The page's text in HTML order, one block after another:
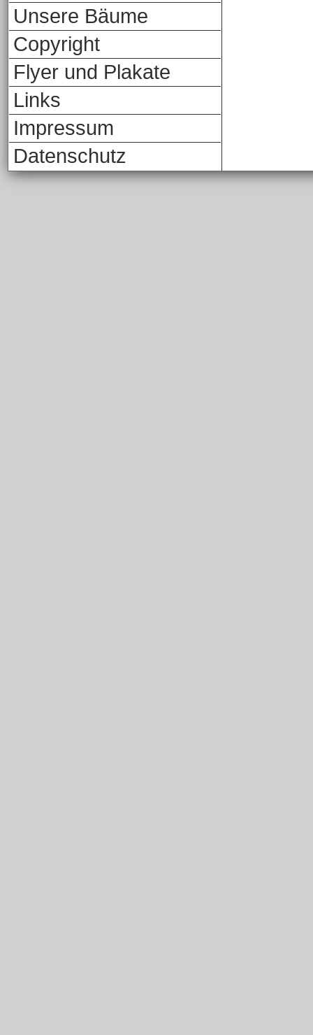
Unsere Bäume
Copyright
Flyer und Plakate
Links
Impressum
Datenschutz